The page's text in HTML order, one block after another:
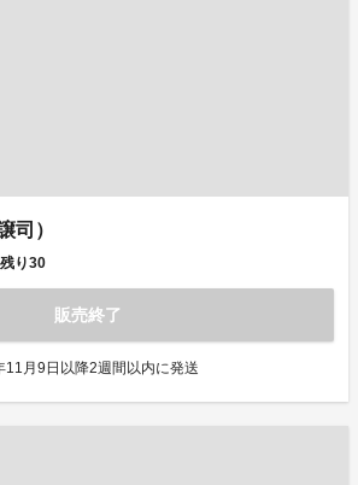
司）
残り30
販売終了
月9日以降2週間以内に発送